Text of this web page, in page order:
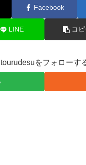
Facebook
LINE コ
tourudesuをフォローす